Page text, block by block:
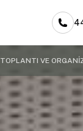
TOPLANTI VE